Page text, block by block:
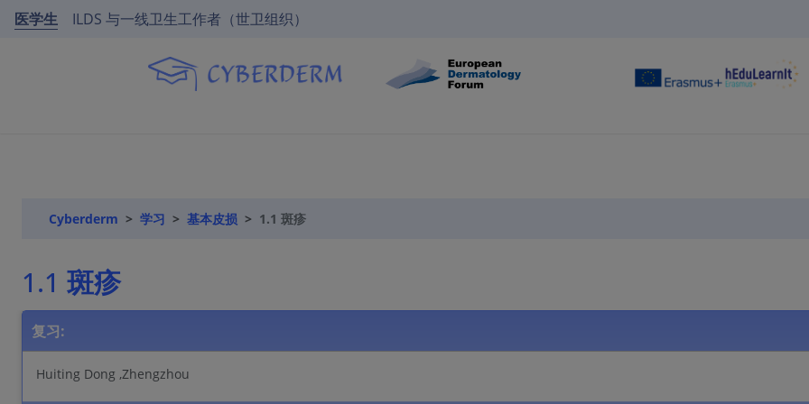
医学生 ILDS 与一线卫生工作者（世卫组织）
Cyberderm 学习 基本皮损 1.1 斑疹
1.1 斑疹
复习:
Huiting Dong ,Zhengzhou